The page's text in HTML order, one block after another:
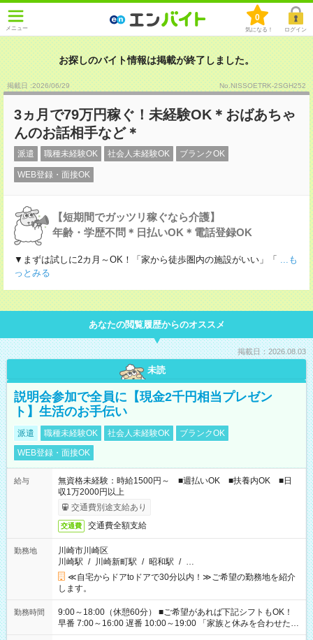
メニュー
0
気になる！ ログイン
お探しのバイト情報は掲載が終了しました。
掲載日 :2026/06/29 No.NISSOETRK-2SGH252
3ヵ月で79万円稼ぐ！未経験OK＊おばあちゃ
んのお話相手など＊
派遣 職種未経験OK 社会人未経験OK ブランクOK
WEB登録・面接OK
【短期間でガッツリ稼ぐなら介護】
年齢・学歴不問＊日払いOK＊電話登録OK
▼まずは試しに2カ月～OK！「家から徒歩圏内の施設がいい」「 ...も
っとみる
あなたの閲覧履歴からのオススメ
掲載日：2026.08.03
未読
説明会参加で全員に【現金2千円相当プレゼン
ト】生活のお手伝い
派遣 職種未経験OK 社会人未経験OK
ブランクOK
WEB登録・面接OK
給与
無資格未経験：時給1500円～ ■週払いOK ■扶養内OK ■日
収1万2000円以上
交通費別途支給あり
交通費 交通費全額支給
勤務地
川崎市川崎区
川崎駅 / 川崎新町駅 / 昭和駅 / …
≪自宅からドアtoドアで30分以内！≫ご希望の勤務地を紹介
します。
勤務時間
9:00～18:00（休憩60分） ■ご希望があれば下記シフトもOK！
早番 7:00～16:00 遅番 10:00～19:00 「家族と休みを合わせた
い」 「余裕を持って夕飯の準備がしたい」 「できれば残業はし